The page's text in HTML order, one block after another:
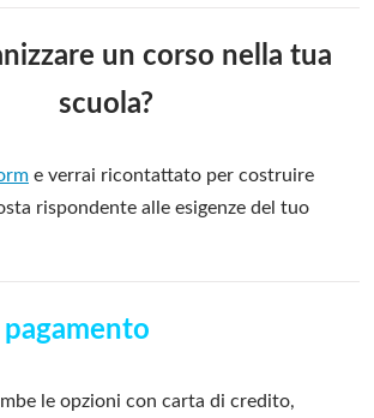
un corso nella tua
scuola?
e verrai ricontattato per costruire
rispondente alle esigenze del tuo
le opzioni con carta di credito,